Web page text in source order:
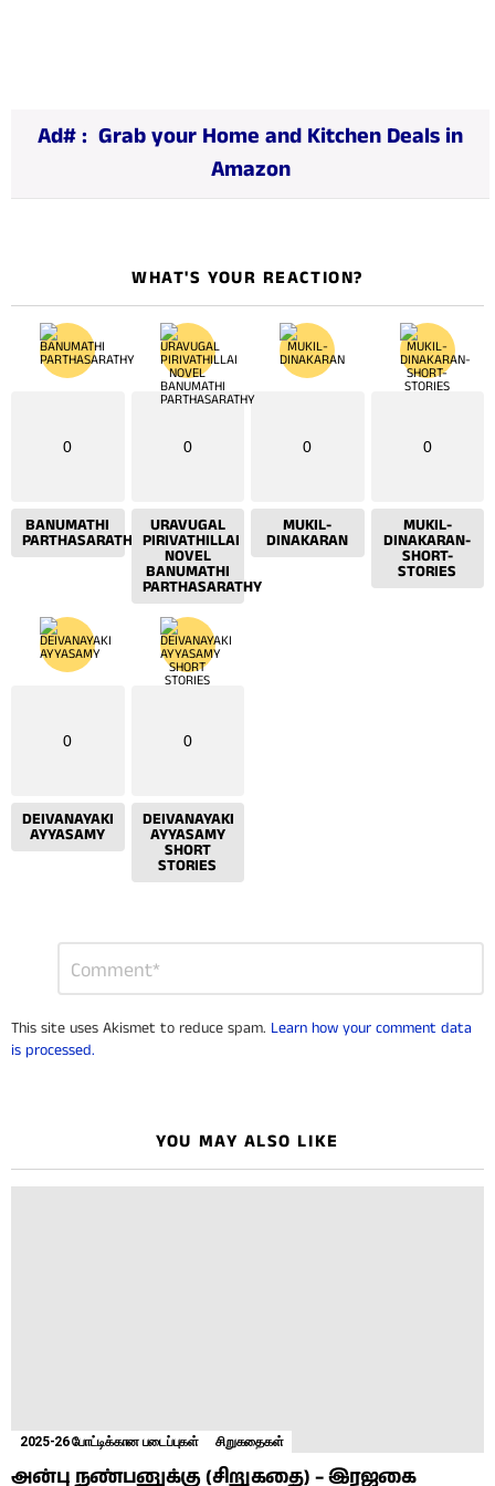
Ad# : Grab your Home and Kitchen Deals in
Amazon
WHAT'S YOUR REACTION?
0
BANUMATHI
PARTHASARATHY
0
URAVUGAL
PIRIVATHILLAI
NOVEL
BANUMATHI
PARTHASARATHY
0
MUKIL-
DINAKARAN
0
MUKIL-
DINAKARAN-
SHORT-
STORIES
0
DEIVANAYAKI
AYYASAMY
0
DEIVANAYAKI
AYYASAMY
SHORT
STORIES
This site uses Akismet to reduce spam. Learn how your comment data
is processed.
YOU MAY ALSO LIKE
2025-26 போட்டிக்கான படைப்புகள் சிறுகதைகள்
அன்பு நண்பனுக்கு (சிறுகதை) – இரஜகை